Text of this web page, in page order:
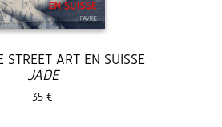
STREET ART EN SUISSE
JADE
35 €